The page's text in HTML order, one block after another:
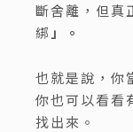
斷舍離，但真
綁」。
也就是說，
你也可以看看
找出來。